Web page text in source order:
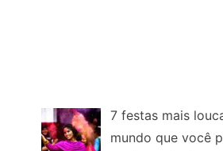
7 festas mais
mundo que você